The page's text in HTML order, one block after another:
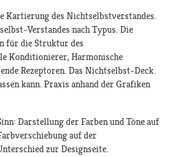
Kartierung des Nichtselbstverstandes.
Verstandes nach Typus. Die
für die Struktur des
Konditionierer, Harmonische
Rezeptoren. Das Nichtselbst-Deck.
kann. Praxis anhand der Grafiken
Darstellung der Farben und Töne auf
auf der
zur Designseite.